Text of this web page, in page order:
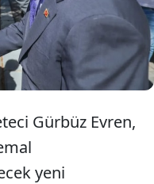
kurultayda aday
Gürbüz Evren,
yeni